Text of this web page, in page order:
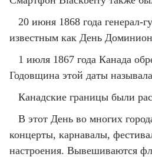
20 июня 1868 года генерал-
известным как День
1 июля 1867 года Канада
Годовщина этой даты
Канадские границы были
В этот День во многих
концерты, карнавалы,
настроения. Вывешиваются